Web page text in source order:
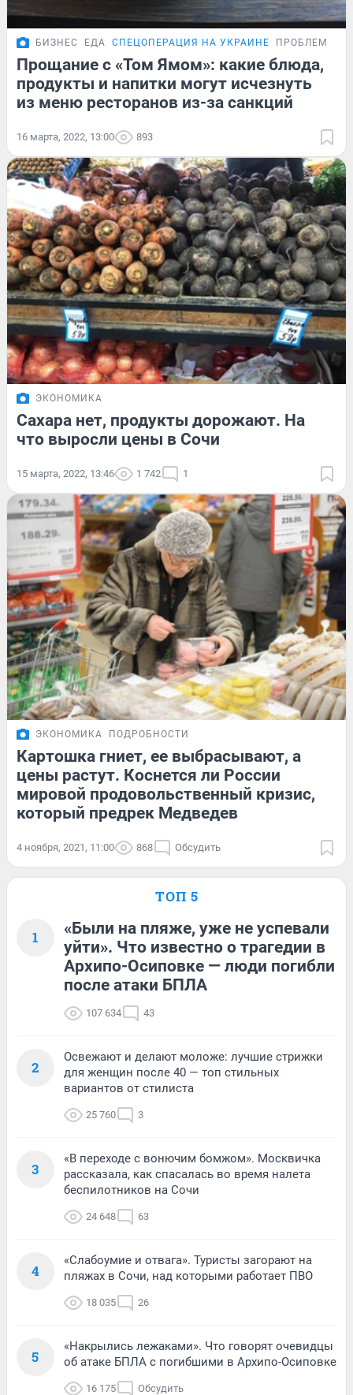
БИЗНЕС ЕДА СПЕЦОПЕРАЦИЯ НА УКРАИНЕ ПРОБЛЕМА
Прощание с «Том Ямом»: какие блюда,
продукты и напитки могут исчезнуть
из меню ресторанов из-за санкций
16 марта, 2022, 13:00 893
ЭКОНОМИКА
Сахара нет, продукты дорожают. На
что выросли цены в Сочи
15 марта, 2022, 13:46 1 742 1
ЭКОНОМИКА ПОДРОБНОСТИ
Картошка гниет, ее выбрасывают, а
цены растут. Коснется ли России
мировой продовольственный кризис,
который предрек Медведев
4 ноября, 2021, 11:00 868 Обсудить
ТОП 5
1
«Были на пляже, уже не успевали
уйти». Что известно о трагедии в
Архипо-Осиповке — люди погибли
после атаки БПЛА
107 634 43
2
Освежают и делают моложе: лучшие стрижки
для женщин после 40 — топ стильных
вариантов от стилиста
25 760 3
3
«В переходе с вонючим бомжом». Москвичка
рассказала, как спасалась во время налета
беспилотников на Сочи
24 648 63
4
«Слабоумие и отвага». Туристы загорают на
пляжах в Сочи, над которыми работает ПВО
18 035 26
5
«Накрылись лежаками». Что говорят очевидцы
об атаке БПЛА с погибшими в Архипо-Осиповке
16 175 Обсудить